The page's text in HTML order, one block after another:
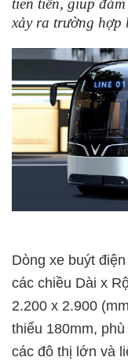
tiên tiến, giúp
xảy ra trường hợp
Dòng xe buýt
các chiều Dài x
2.200 x 2.900
thiểu 180mm,
các đô thị lớn và